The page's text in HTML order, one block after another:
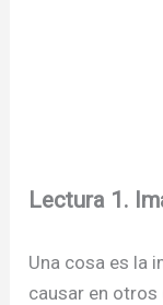
Lectura 1.
Una cosa es la
causar en otros